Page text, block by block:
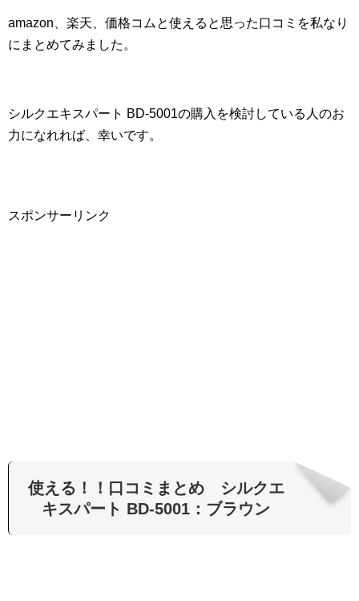
amazon、楽天、価格コムと使えると思った口コミを私なり
にまとめてみました。
シルクエキスパート BD-5001の購入を検討している人のお
力になれれば、幸いです。
スポンサーリンク
使える！！口コミまとめ シルクエ
キスパート BD-5001：ブラウン